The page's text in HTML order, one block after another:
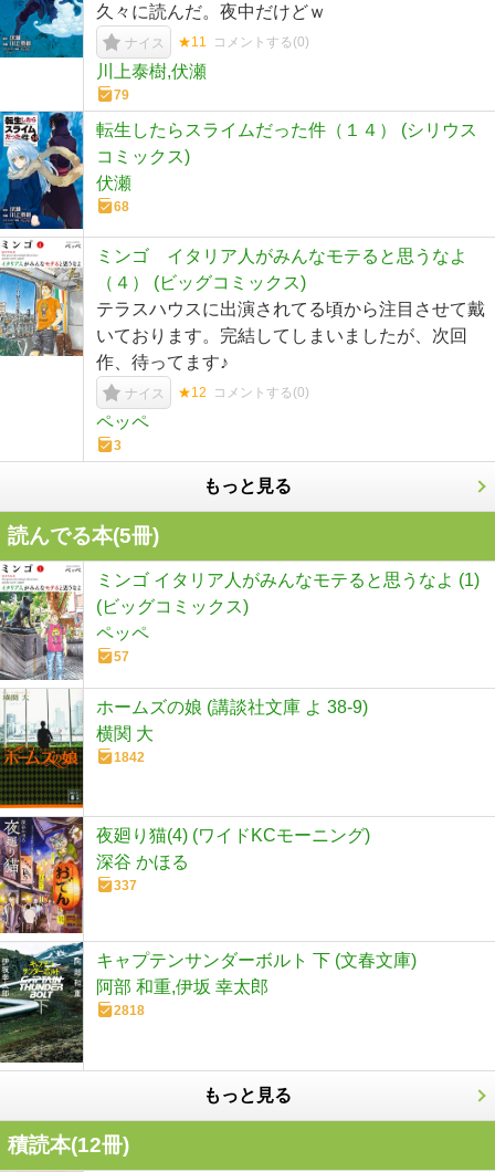
久々に読んだ。夜中だけどｗ
ナイス ★11 コメントする(0)
川上泰樹,伏瀬
79
転生したらスライムだった件（１４） (シリウス
コミックス)
伏瀬
68
ミンゴ イタリア人がみんなモテると思うなよ
（４） (ビッグコミックス)
テラスハウスに出演されてる頃から注目させて戴
いております。完結してしまいましたが、次回
作、待ってます♪
ナイス ★12 コメントする(0)
ペッペ
3
もっと見る
読んでる本(5冊)
ミンゴ イタリア人がみんなモテると思うなよ (1)
(ビッグコミックス)
ペッペ
57
ホームズの娘 (講談社文庫 よ 38-9)
横関 大
1842
夜廻り猫(4) (ワイドKCモーニング)
深谷 かほる
337
キャプテンサンダーボルト 下 (文春文庫)
阿部 和重,伊坂 幸太郎
2818
もっと見る
積読本(12冊)